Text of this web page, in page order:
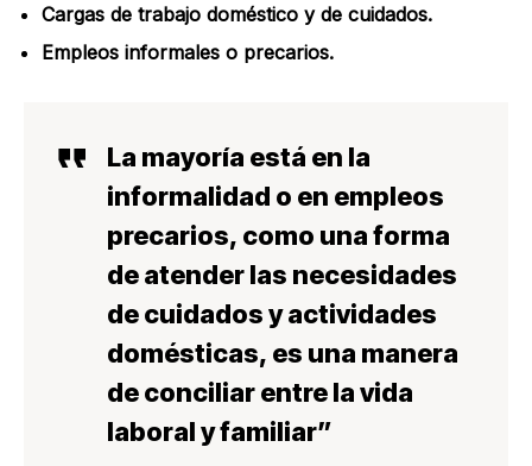
Cargas de trabajo doméstico y de cuidados.
Empleos informales o precarios.
La mayoría está en la
informalidad o en empleos
precarios, como una forma
de atender las necesidades
de cuidados y actividades
domésticas, es una manera
deconciliar entre la vida
laboral y familiar”